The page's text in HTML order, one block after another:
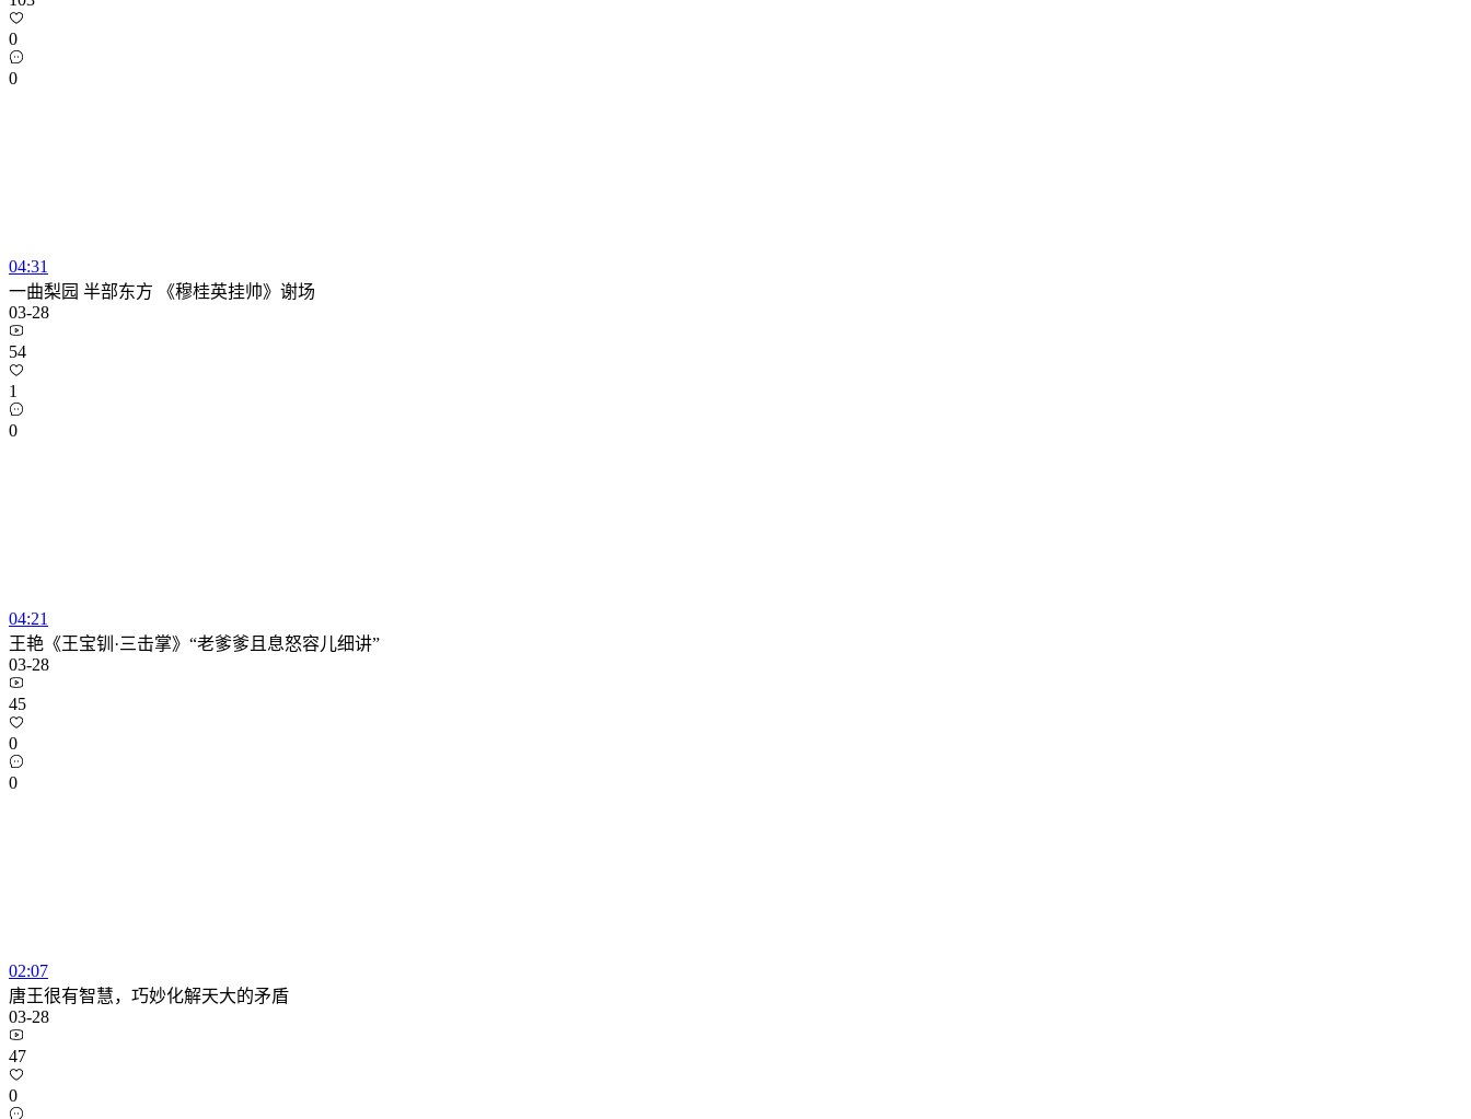
0
0
04:31
一曲梨园 半部东方 《穆桂英挂帅》谢场
03-28
54
1
0
04:21
王艳《王宝钏·三击掌》“老爹爹且息怒容儿细讲”
03-28
45
0
0
02:07
唐王很有智慧，巧妙化解天大的矛盾
03-28
47
0